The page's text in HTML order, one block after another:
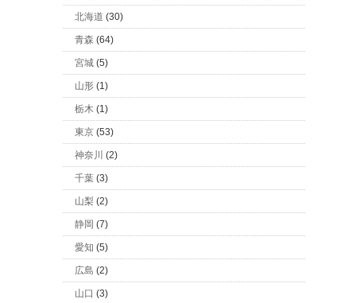
北海道 (30)
青森 (64)
宮城 (5)
山形 (1)
栃木 (1)
東京 (53)
神奈川 (2)
千葉 (3)
山梨 (2)
静岡 (7)
愛知 (5)
広島 (2)
山口 (3)